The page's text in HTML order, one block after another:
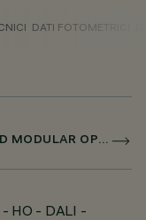
DATI FOTOMETRICI
IN60 EVO SYSTEM MMO - METALLIZED MODULAR OPTIC
- HO - DALI -